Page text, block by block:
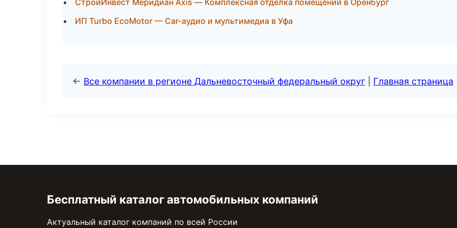
СтройИнвест Меридиан Axis — Комплексная отделка помещений в Оренбург
ИП Turbo EcoMotor — Car-аудио и мультимедиа в Уфа
← Все компании в регионе Дальневосточный федеральный округ Главная страница
Бесплатный каталог автомобильных компаний
Актуальный каталог компаний по всей России